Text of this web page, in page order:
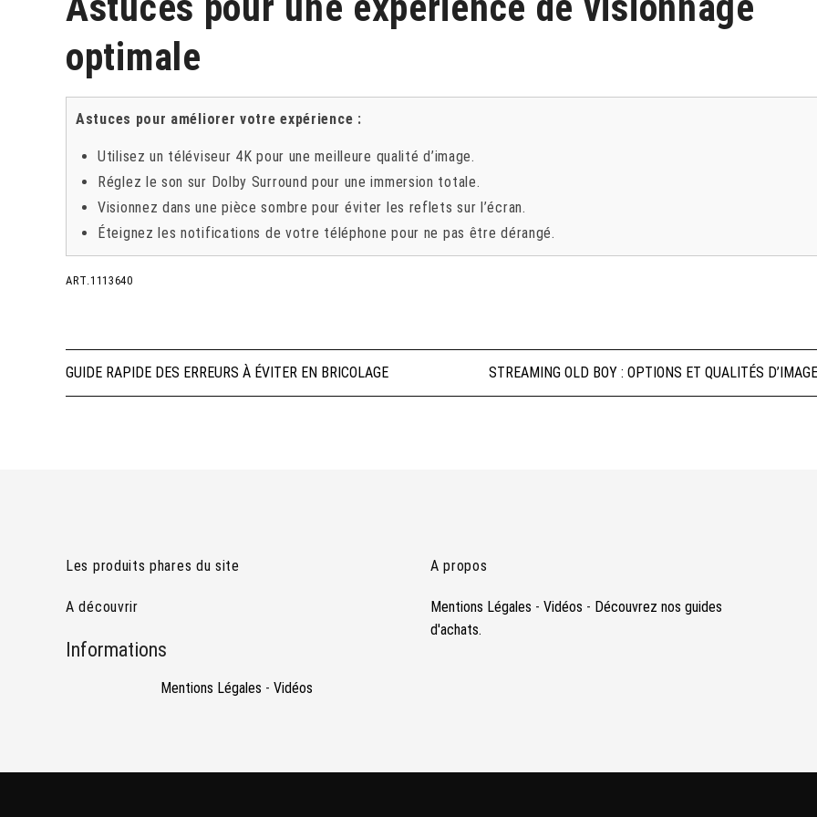
optimale
Astuces pour améliorer votre expérience :
Utilisez un téléviseur 4K pour une meilleure qualité d’image.
Réglez le son sur Dolby Surround pour une immersion totale.
Visionnez dans une pièce sombre pour éviter les reflets sur l’écran.
Éteignez les notifications de votre téléphone pour ne pas être dérangé.
ART.1113640
Navigation
GUIDE RAPIDE DES ERREURS À ÉVITER EN BRICOLAGE STREAMING OLD BOY : OPTIONS ET QUALITÉS D’IMAGE
Les produits phares du site
A découvrir
Informations
Mentions Légales - Vidéos
A propos
Mentions Légales - Vidéos - Découvrez nos guides
d'achats.